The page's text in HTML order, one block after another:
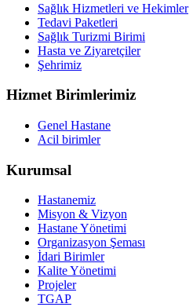
Sağlık Hizmetleri ve Hekimler
Tedavi Paketleri
Sağlık Turizmi Birimi
Hasta ve Ziyaretçiler
Şehrimiz
Hizmet Birimlerimiz
Genel Hastane
Acil birimler
Kurumsal
Hastanemiz
Misyon & Vizyon
Hastane Yönetimi
Organizasyon Şeması
İdari Birimler
Kalite Yönetimi
Projeler
TGAP